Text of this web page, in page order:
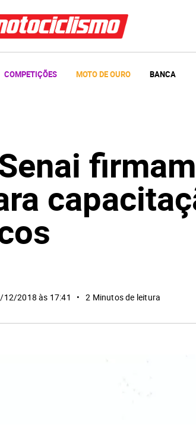
COMPETIÇÕES MOTO DE OURO BANCA
firmam
2018 às 17:41 2 Minutos de leitura